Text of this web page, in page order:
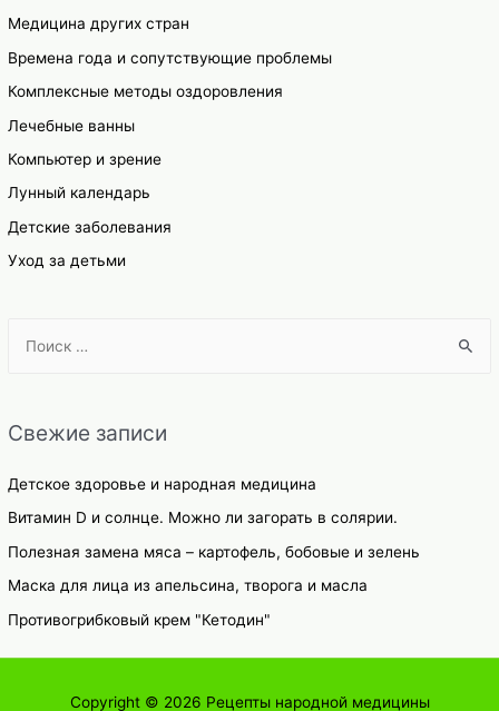
Медицина других стран
Времена года и сопутствующие проблемы
Комплексные методы оздоровления
Лечебные ванны
Компьютер и зрение
Лунный календарь
Детские заболевания
Уход за детьми
r
h
f
o
Свежие записи
Детское здоровье и народная медицина
Витамин D и солнце. Можно ли загорать в солярии.
Полезная замена мяса – картофель, бобовые и зелень
Маска для лица из апельсина, творога и масла
Противогрибковый крем "Кетодин"
Copyright © 2026 Рецепты народной медицины